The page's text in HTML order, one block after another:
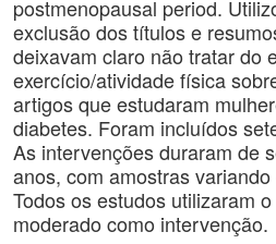
postmenopausal period.
exclusão dos títulos e
deixavam claro não tratar do
exercício/atividade física
artigos que estudaram
diabetes. Foram incluídos
As intervenções duraram de
anos, com amostras
Todos os estudos utilizaram
moderado como intervenção.